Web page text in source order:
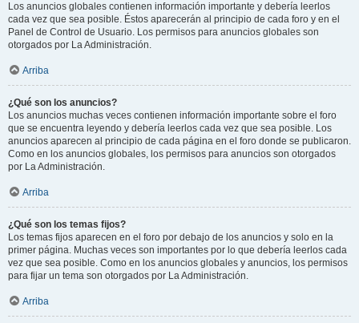
Los anuncios globales contienen información importante y debería leerlos
cada vez que sea posible. Éstos aparecerán al principio de cada foro y en el
Panel de Control de Usuario. Los permisos para anuncios globales son
otorgados por La Administración.
Arriba
¿Qué son los anuncios?
Los anuncios muchas veces contienen información importante sobre el foro
que se encuentra leyendo y debería leerlos cada vez que sea posible. Los
anuncios aparecen al principio de cada página en el foro donde se publicaron.
Como en los anuncios globales, los permisos para anuncios son otorgados
por La Administración.
Arriba
¿Qué son los temas fijos?
Los temas fijos aparecen en el foro por debajo de los anuncios y solo en la
primer página. Muchas veces son importantes por lo que debería leerlos cada
vez que sea posible. Como en los anuncios globales y anuncios, los permisos
para fijar un tema son otorgados por La Administración.
Arriba